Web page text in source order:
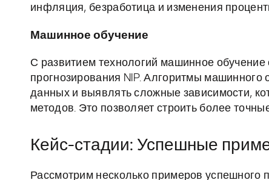
инфляция, безработица и изменения
Машинное обучение
С развитием технологий машинное
прогнозирования NIP. Алгоритмы
данных и выявлять сложные зависимости,
методов. Это позволяет строить более
Кейс-стадии: Успешные
Рассмотрим несколько примеров успешного